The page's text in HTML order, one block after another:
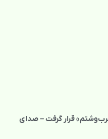
قرار گرفت – صدای